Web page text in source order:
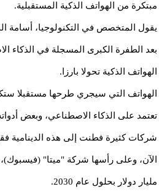
مبتكرة من الهواتف الذكية المستقبلية.
يقول المتخصص في التكنولوجيا، أسامة
الهواتف الذكية تحولا بارزا.
الهواتف التي سيجري طرحها مستقبلا
تعتمد على الذكاء الاصطناعي، وبعض
شركات كثيرة فطنت إلى هذه الدينامية
مليار دولار بحلول عام 2030.